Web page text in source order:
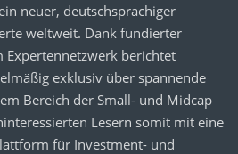
neuer, deutschsprachiger
weltweit. Dank fundierter
Expertennetzwerk berichtet
exklusiv über spannende
Bereich der Small- und Midcap
Lesern somit mit eine
für Investment- und